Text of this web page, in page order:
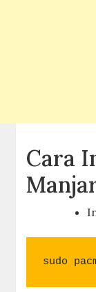
Cara
sudo